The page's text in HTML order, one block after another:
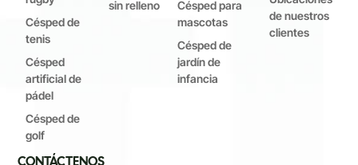
Césped de
tenis
Césped
artificial de
pádel
Césped de
golf
sin relleno
Césped para
mascotas
Césped de
jardín de
infancia
de nuestros
clientes